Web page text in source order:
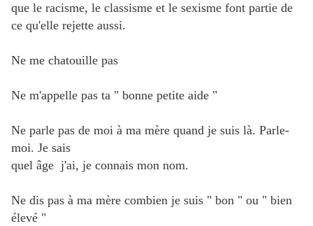
que le racisme, le classisme et le sexisme font partie de
ce qu'elle rejette aussi.
Ne me chatouille pas
Ne m'appelle pas ta " bonne petite aide "
Ne parle pas de moi à ma mère quand je suis là. Parle-
moi. Je sais
quel âge j'ai, je connais mon nom.
Ne dis pas à ma mère combien je suis " bon " ou " bien
élevé "